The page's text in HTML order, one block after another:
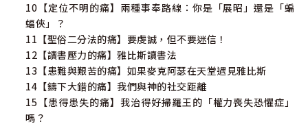
10【定位不明的痛】兩種事奉路線：你是「展昭」還是「蝙
蝠俠」？
11【聖俗二分法的痛】要虔誠，但不要迷信！
12【讀書壓力的痛】雅比斯讀書法
13【患難與艱苦的痛】如果麥克阿瑟在天堂遇見雅比斯
14【鑄下大錯的痛】我們與神的社交距離
15【患得患失的痛】我治得好掃羅王的「權力喪失恐懼症」
嗎？